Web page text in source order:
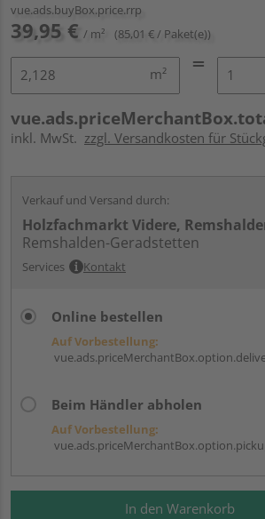
vue.ads.buyBox.price.rrp
39,95 € / m² (85,01 € / Paket(e))
m²
inkl. MwSt. zzgl. Versandkosten für
Verkauf und Versand durch:
Holzfachmarkt Videre,
Remshalden-Geradstetten
Services Kontakt
Online bestellen
Auf Vorbestellung:
Beim Händler abholen
Auf Vorbestellung:
In den Warenkorb